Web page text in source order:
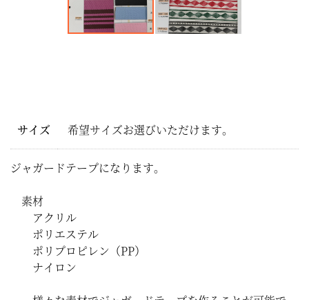
サイズ 希望サイズお選びいただけます。
ジャガードテープになります。
素材
アクリル
ポリエステル
ポリプロピレン（PP）
ナイロン